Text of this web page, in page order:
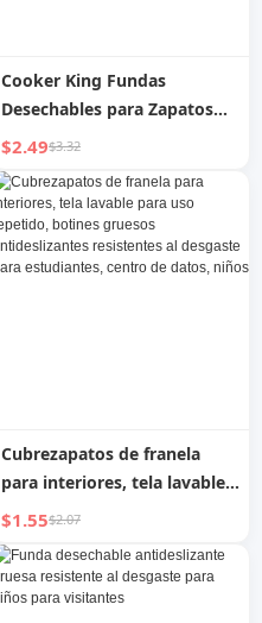
Cooker King Fundas
Desechables para Zapatos
para el Hogar Engrosadas
para Adultos y Estudiantes
Resistentes a la Abrasión
Impermeables
Antideslizantes Funda para
el Pie de Plástico para
$2.49$3.32
Cubrezapatos de franela
para interiores, tela lavable
para uso repetido, botines
gruesos antideslizantes
resistentes al desgaste para
estudiantes, centro de
$1.55$2.07